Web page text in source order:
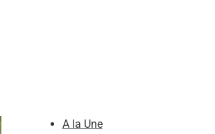
A la Une